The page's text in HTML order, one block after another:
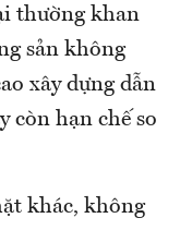
thường khan
sản không
xây dựng dẫn
còn hạn chế so
khác, không